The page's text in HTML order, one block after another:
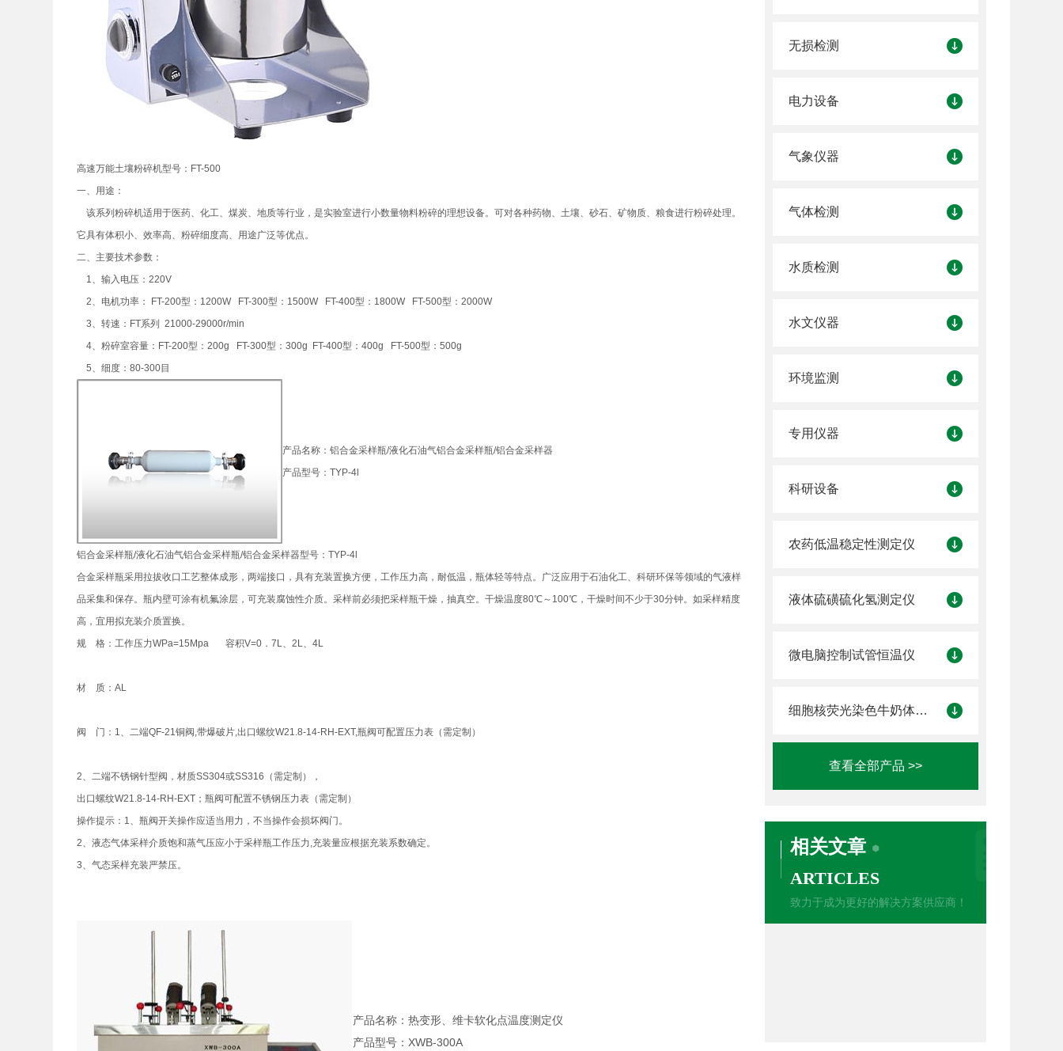
无损检测
电力设备
气象仪器
气体检测
水质检测
水文仪器
环境监测
专用仪器
科研设备
农药低温稳定性测定仪
液体硫磺硫化氢测定仪
微电脑控制试管恒温仪
细胞核荧光染色牛奶体细胞计数仪
查看全部产品 >>
相关文章
ARTICLES
致力于成为更好的解决方案供应商！
高速万能土壤粉碎机型号：FT-500
一、用途：
该系列粉碎机适用于医药、化工、煤炭、地质等行业，是实验室进行小数量物料粉碎的理想设备。可对各种药物、土壤、砂石、矿物质、粮食进行粉碎处理。
它具有体积小、效率高、粉碎细度高、用途广泛等优点。
二、主要技术参数：
1、输入电压：220V
2、电机功率： FT-200型：1200W FT-300型：1500W FT-400型：1800W FT-500型：2000W
3、转速：FT系列 21000-29000r/min
4、粉碎室容量：FT-200型：200g FT-300型：300g FT-400型：400g FT-500型：500g
5、细度：80-300目
产品名称：铝合金采样瓶/液化石油气铝合金采样瓶/铝合金采样器
产品型号：TYP-4l
铝合金采样瓶/液化石油气铝合金采样瓶/铝合金采样器型号：TYP-4l
合金采样瓶采用拉拔收口工艺整体成形，两端接口，具有充装置换方便，工作压力高，耐低温，瓶体轻等特点。广泛应用于石油化工、科研环保等领域的气液样
品采集和保存。瓶内壁可涂有机氟涂层，可充装腐蚀性介质。采样前必须把采样瓶干燥，抽真空。干燥温度80℃～100℃，干燥时间不少于30分钟。如采样精度
高，宜用拟充装介质置换。
规 格：工作压力WPa=15Mpa 容积V=0．7L、2L、4L
材 质：AL
阀 门：1、二端QF-21铜阀,带爆破片,出口螺纹W21.8-14-RH-EXT,瓶阀可配置压力表（需定制）
2、二端不锈钢针型阀，材质SS304或SS316（需定制），
出口螺纹W21.8-14-RH-EXT；瓶阀可配置不锈钢压力表（需定制）
操作提示：1、瓶阀开关操作应适当用力，不当操作会损坏阀门。
2、液态气体采样介质饱和蒸气压应小于采样瓶工作压力,充装量应根据充装系数确定。
3、气态采样充装严禁压。
产品名称：热变形、维卡软化点温度测定仪
产品型号：XWB-300A